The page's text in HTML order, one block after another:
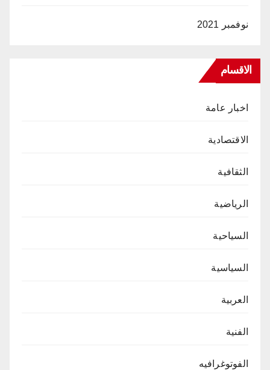
نوفمبر 2021
الاقسام
اخبار عامة
الاقتصادية
الثقافية
الرياضية
السياحية
السياسية
العربية
الفنية
الفوتوغرافيه